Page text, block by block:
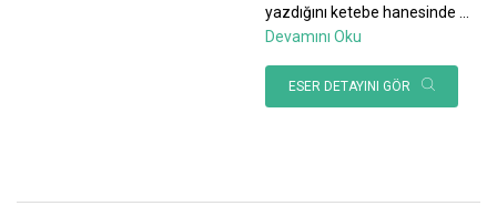
yazdığını ketebe hanesinde
Devamını Oku
ESER DETAYINI GÖR